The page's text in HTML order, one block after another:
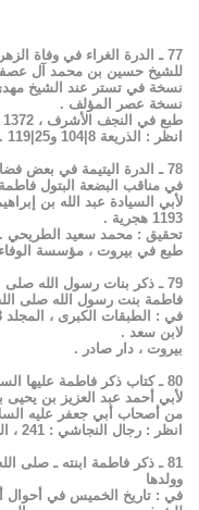
77 ـ الدرة الغراء في وفاة الزهراء عليها السلام
للشيخ حسين بن محمد آل عصفور
نسخة في تستر عند الشيخ
نسخة عصر المؤلف .
طبع في النجف الأشرف ، 1372 هـ ، 96 صفحة ، القطع المتوسط .
انظر : الذريعة 8|104 و25|119 .
78 ـ الدرة اليتيمة في بعض فضائل السيدة العظيمة
في مناقب البضعة البتول فاطمة
لأبي السيادة عبد الله بن
1193 هجرية .
تحقيق : محمد سعيد الطريحي .
طبع في بيروت ، مؤسسة الوفاء ، 1405
79 ـ ذكر بنات رسول الله صلى الله عليه وآله
فاطمة بنت رسول الله صلى
في : الطبقات الكبرى ، المجلد 8 ، صفحة 19 ـ 30 .
لابن سعد .
بيروت ، دار صادر .
80 ـ كتاب ذكر فاطمة عليها السلام وأبي بكر
لأبي أحمد عبد العزيز بن
من أصحاب أبي جعفر عليه
انظر : رجال النجاشي : 241 ، الذريعة 10|35 .
81 ـ ذكر فاطمة ابنته ـ صلى
وولدها
في : تاريخ الخميس في أحوال أنفس